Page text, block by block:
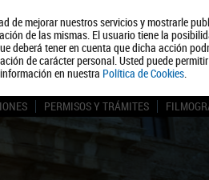
de mejorar nuestros servicios y mostrarle
de las mismas. El usuario tiene la
deberá tener en cuenta que dicha acción
de carácter personal. Usted puede
en nuestra Política de Cookies.
Quiénes somos Turismo Política de
PERMISOS Y TRÁMITES